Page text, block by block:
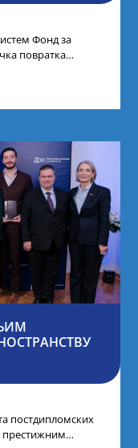
Фонд за
повратка
постдипломских
престижним